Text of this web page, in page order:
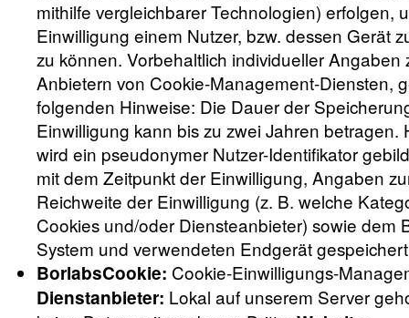
mithilfe vergleichbarer Technologien) erfolgen,
Einwilligung einem Nutzer, bzw. dessen Gerät
zu können. Vorbehaltlich individueller Angaben
Anbietern von Cookie-Management-Diensten,
folgenden Hinweise: Die Dauer der
Einwilligung kann bis zu zwei Jahren betragen.
wird ein pseudonymer Nutzer-Identifikator
mit dem Zeitpunkt der Einwilligung, Angaben
Reichweite der Einwilligung (z. B. welche
Cookies und/oder Diensteanbieter) sowie dem
System und verwendeten Endgerät
BorlabsCookie: Cookie-Einwilligungs-
Dienstanbieter: Lokal auf unserem Server